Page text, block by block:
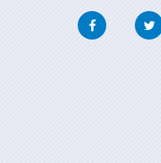
Facebook